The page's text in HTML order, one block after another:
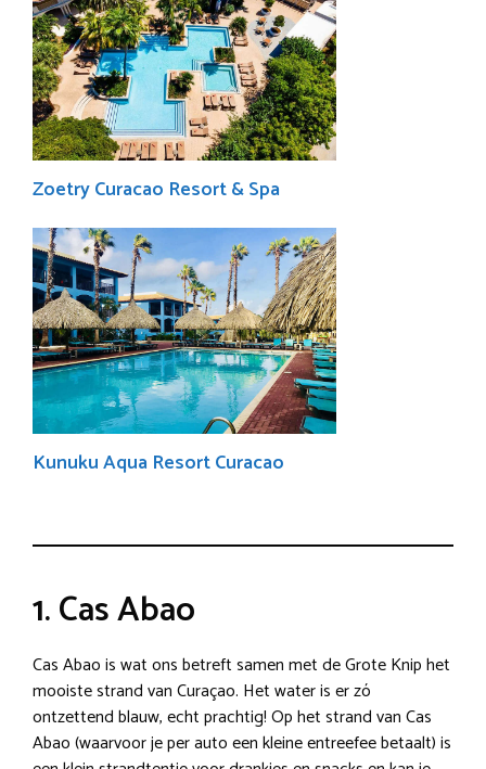
Zoetry Curacao Resort & Spa
Kunuku Aqua Resort Curacao
1. Cas Abao
Cas Abao is wat ons betreft samen met de Grote Knip het
mooiste strand van Curaçao. Het water is er zó
ontzettend blauw, echt prachtig! Op het strand van Cas
Abao (waarvoor je per auto een kleine entreefee betaalt) is